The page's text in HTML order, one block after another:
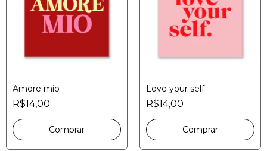
Amore mio
R$14,00
Love your self
R$14,00